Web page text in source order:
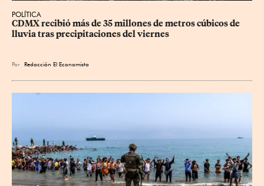
POLÍTICA
CDMX recibió más de 35 millones de metros cúbicos de
lluvia tras precipitaciones del viernes
Por Redacción El Economista